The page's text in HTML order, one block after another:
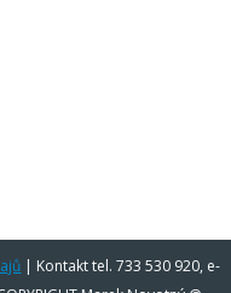
| Kontakt tel. 733 530 920, e-